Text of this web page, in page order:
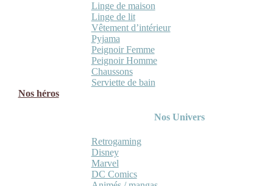
Linge de maison
Linge de lit
Vêtement d’intérieur
Pyjama
Peignoir Femme
Peignoir Homme
Chaussons
Serviette de bain
Nos héros
Nos Univers
Retrogaming
Disney
Marvel
DC Comics